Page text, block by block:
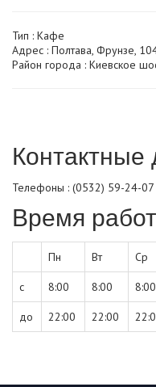
Тип : Кафе
Адрес : Полтава, Фрунзе,
Район города : Киевское
Телефоны : (0532) 59-24-07
Время
Пн Вт Ср
с 8:00 8:00 8:00
до 22:00 22:00